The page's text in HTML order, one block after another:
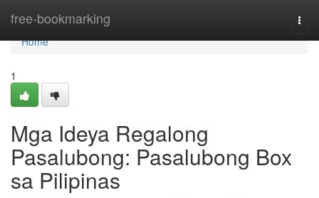
free-bookmarking
Home
Home
1
Mga Ideya Regalong
Pasalubong: Pasalubong Box
sa Pilipinas